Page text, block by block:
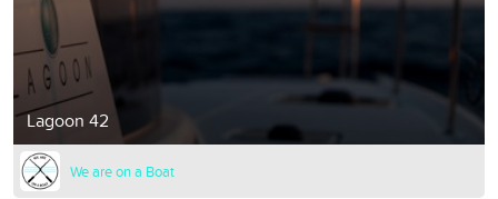
Lagoon 42
We are on a Boat